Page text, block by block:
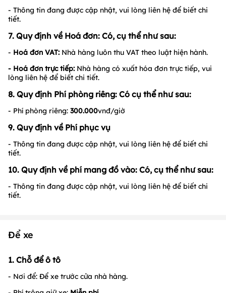
- Thông tin đang được cập nhật, vui lòng liên hệ để biết chi
tiết.
7. Quy định về Hoá đơn: Có, cụ thể như sau:
- Hoá đơn VAT: Nhà hàng luôn thu VAT theo luật hiện hành.
- Hoá đơn trực tiếp: Nhà hàng có xuất hóa đơn trực tiếp, vui
lòng liên hệ để biết chi tiết.
8. Quy định Phí phòng riêng: Có cụ thể như sau:
- Phí phòng riêng: 300.000vnđ/giờ
9. Quy định về Phí phục vụ
- Thông tin đang được cập nhật, vui lòng liên hệ để biết chi
tiết.
10. Quy định về phí mang đồ vào: Có, cụ thể như sau:
- Thông tin đang được cập nhật, vui lòng liên hệ để biết chi
tiết.
Để xe
1. Chỗ để ô tô
- Nơi để: Để xe trước cửa nhà hàng.